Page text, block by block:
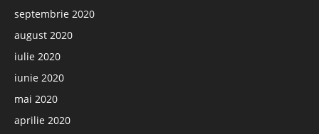
septembrie 2020
august 2020
iulie 2020
iunie 2020
mai 2020
aprilie 2020